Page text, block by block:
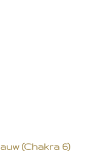
(Chakra 6)